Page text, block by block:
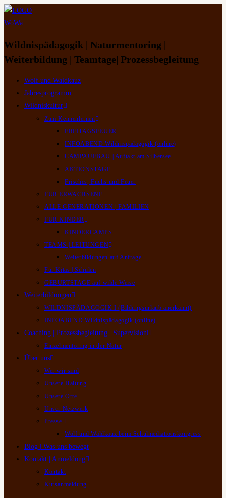
Zum
Inhalt
Wildnispädagogik | Naturmentoring |
Weiterbildung | Teamtage| Prozessbegleitung
Wolf und Waldkauz
Jahresprogramm
Wildniskultur
Zum Kennenlernen
FREITAGSFEUER
INFOABEND Wildnispädagogik (online)
CAMPAUFBAU | Auftakt am Silbersee
AKTIONSTAGE
Frisches, Fuchs und Feuer
FÜR ERWACHSENE
ALLE GENERATIONEN | FAMILIEN
FÜR KINDER
KINDERCAMPS
TEAMS | LEITUNGEN
Weiterbildungen auf Anfrage
Für Kitas | Schulen
GEBURTSTAGE auf wilde Weise
Weiterbildungen
WILDNISPÄDAGOGIK I (Bildungsurlaub anerkannt)
INFOABEND Wildnispädagogik (online)
Coaching | Prozessbegleitung | Supervision
Einzelmentoring in der Natur
Über uns
Wer wir sind
Unsere Haltung
Unsere Orte
Unser Netzwerk
Presse
Wolf und Waldkauz beim Schulmediationskongress
Blog | Was uns bewegt
Kontakt | Anmeldung
Kontakt
Kursanmeldung